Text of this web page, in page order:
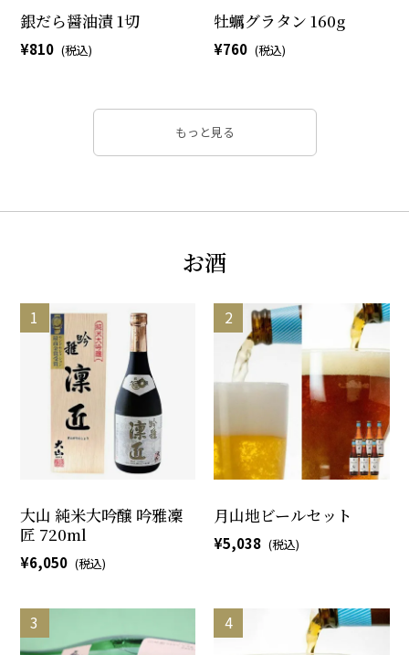
銀だら醤油漬 1切
810
牡蠣グラタン 160g
760
もっと見る
お酒
大山 純米大吟醸 吟雅凜
匠 720ml
6,050
月山地ビールセット
5,038